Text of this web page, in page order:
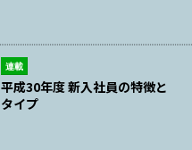
連載
平成30年度 新入社員の特徴と
タイプ